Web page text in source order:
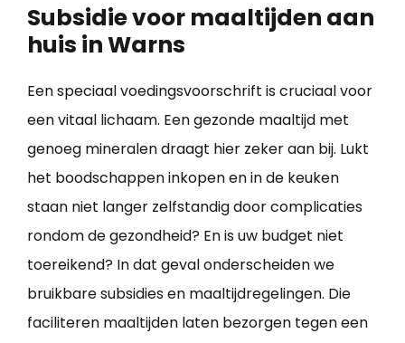
Subsidie voor maaltijden aan
huis in Warns
Een speciaal voedingsvoorschrift is cruciaal voor
een vitaal lichaam. Een gezonde maaltijd met
genoeg mineralen draagt hier zeker aan bij. Lukt
het boodschappen inkopen en in de keuken
staan niet langer zelfstandig door complicaties
rondom de gezondheid? En is uw budget niet
toereikend? In dat geval onderscheiden we
bruikbare subsidies en maaltijdregelingen. Die
faciliteren maaltijden laten bezorgen tegen een